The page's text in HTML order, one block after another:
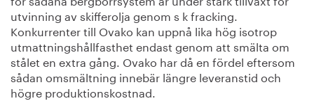
utvinning av skifferolja genom s k fracking.
Konkurrenter till Ovako kan uppnå lika hög isotrop
utmattningshållfasthet endast genom att smälta om
stålet en extra gång. Ovako har då en fördel eftersom
sådan omsmältning innebär längre leveranstid och
högre produktionskostnad.